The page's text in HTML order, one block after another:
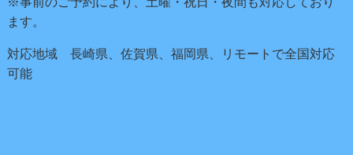
ます。
対応地域 長崎県、佐賀県、福岡県、リモートで全国対応
可能